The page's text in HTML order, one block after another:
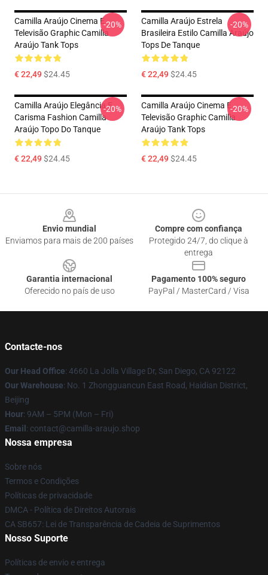
Camilla Araújo Cinema E
Televisão Graphic Camilla
Araújo Tank Tops
€ 22,49$24.45
-20%
Camilla Araújo Estrela
Brasileira Estilo Camilla Araújo
Tops De Tanque
€ 22,49$24.45
-20%
Camilla Araújo Elegância E
Carisma Fashion Camilla
Araújo Topo Do Tanque
€ 22,49$24.45
-20%
Camilla Araújo Cinema E
Televisão Graphic Camilla
Araújo Tank Tops
€ 22,49$24.45
-20%
Envio mundial
Enviamos para mais de 200 países
Compre com confiança
Protegido 24/7, do clique à
entrega
Garantia internacional
Oferecido no país de uso
Pagamento 100% seguro
PayPal / MasterCard / Visa
Contacte-nos
Our Head Office: 4660 La Jolla Village Dr, San Diego, CA 92122
Our Warehouse: No. 1 Zhongguancun East Road, Haidian District,
Beijing
Hour: 9AM – 5PM (Mon – Fri)
Email : contact@camilla-araujo.shop
Nossa empresa
Sobre nós
Termos e Condições
Políticas de privacidade
DMCA - Política de Direitos Autorais
CA SB657: Lei de Transparência de Cadeia de Suprimentos
Nosso Suporte
Políticas de envio e entrega